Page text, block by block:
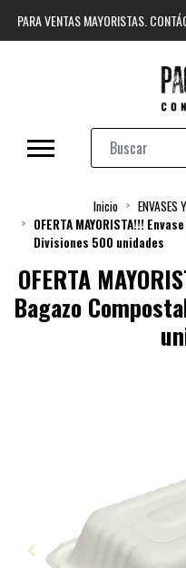
PARA VENTAS MAYORISTAS.
Inicio ENVASES
OFERTA MAYORISTA!!!
Divisiones 500 unidades
OFERTA
Bagazo